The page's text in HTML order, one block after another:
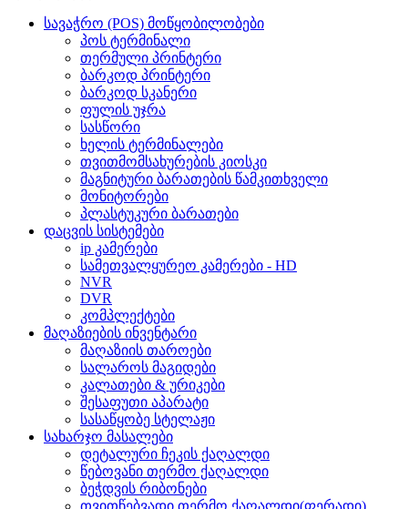
სავაჭრო (POS) მოწყობილობები
პოს ტერმინალი
თერმული პრინტერი
ბარკოდ პრინტერი
ბარკოდ სკანერი
ფულის უჯრა
სასწორი
ხელის ტერმინალები
თვითმომსახურების კიოსკი
მაგნიტური ბარათების წამკითხველი
მონიტორები
პლასტუკური ბარათები
დაცვის სისტემები
ip კამერები
სამეთვალყურეო კამერები - HD
NVR
DVR
კომპლექტები
მაღაზიების ინვენტარი
მაღაზიის თაროები
სალაროს მაგიდები
კალათები & ურიკები
შესაფუთი აპარატი
სასაწყობე სტელაჟი
სახარჯო მასალები
დეტალური ჩეკის ქაღალდი
წებოვანი თერმო ქაღალდი
ბეჭდვის რიბონები
თვითწებვადი თერმო ქაღალდი(ფერადი)